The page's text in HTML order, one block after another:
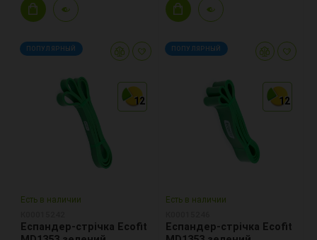
12
12
12
ПОПУЛЯРНЫЙ
Есть в наличии
Еспандер-стрічка Ecofit
12
12
12
ПОПУЛЯРНЫЙ
Есть в наличии
Еспандер-стрічка Ecofit